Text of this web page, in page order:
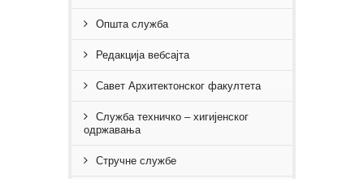
Општа служба
Редакција вебсајта
Савет Архитектонског факултета
Служба техничко – хигијенског
одржавања
Стручне службe